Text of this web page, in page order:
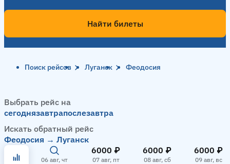
Найти билеты
Поиск рейсов Луганск Феодосия
Выбрать рейс на
сегоднязавтрапослезавтра
Искать обратный рейс
Феодосия → Луганск
06 авг, чт
6000 ₽
07 авг, пт
6000 ₽
08 авг, сб
6000 ₽
09 авг, вс